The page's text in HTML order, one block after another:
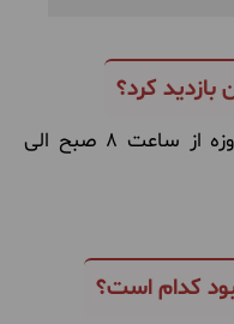
کرد؟
بازدید از مسجد کبود تبریز، هر روزه از ساعت 8 صبح الی
کدام است؟